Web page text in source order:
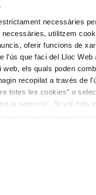
necessàries
utilitzem
oferir funcions de
l'ús que faci del Lloc Web
els quals poden
recopilat a través de
totes les cookies” o
la selecció". Si vol més
el Festival de
de
de Cristina